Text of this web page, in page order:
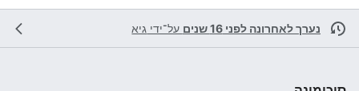
נערך לאחרונה לפני 16 שנים על־ידי גיא